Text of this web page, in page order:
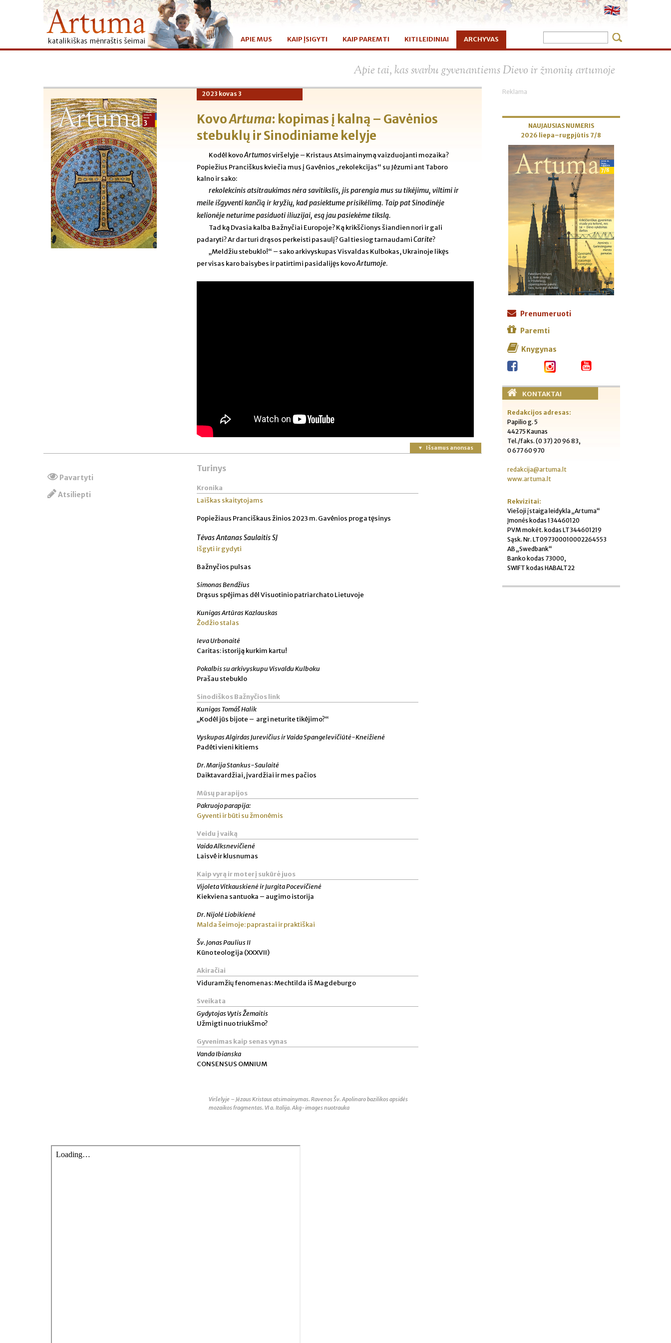
APIE MUS KAIP ĮSIGYTI KAIP PAREMTI KITI LEIDINIAI ARCHYVAS
Apie tai, kas svarbu gyvenantiems Dievo ir žmonių artumoje
2023 kovas 3
KovoArtuma: kopimas į kalną – Gavėnios
stebuklų ir Sinodiniame kelyje
Kodėl kovoArtumosviršelyje – Kristaus Atsimainymą vaizduojanti mozaika?
Popiežius Pranciškus kviečia mus į Gavėnios „rekolekcijas“ su Jėzumi ant Taboro
kalno ir sako:
rekolekcinis atsitraukimas nėra savitikslis, jis parengia mus su tikėjimu, viltimi ir
meile išgyventi kančią ir kryžių, kad pasiektume prisikėlimą. Taip pat Sinodinėje
kelionėje neturime pasiduoti iliuzijai, esą jau pasiekėme tikslą.
Tad ką Dvasia kalba Bažnyčiai Europoje? Ką krikščionys šiandien nori ir gali
padaryti? Ar dar turi drąsos perkeisti pasaulį? Gal tiesiog tarnaudamiCarite?
„Meldžiu stebuklo!“ – sako arkivyskupas Visvaldas Kulbokas, Ukrainoje likęs
per visas karo baisybes ir patirtimi pasidalijęs kovoArtumoje.
Išsamus anonsas
Pavartyti
Atsiliepti
Turinys
Kronika
Laiškas skaitytojams
Popiežiaus Pranciškaus žinios 2023 m. Gavėnios proga tęsinys
Tėvas Antanas Saulaitis SJ
Išgyti ir gydyti
Bažnyčios pulsas
Simonas Bendžius
Drąsus spėjimas dėl Visuotinio patriarchato Lietuvoje
Kunigas Artūras Kazlauskas
Žodžio stalas
Ieva Urbonaitė
Caritas: istoriją kurkim kartu!
Pokalbis su arkivyskupu Visvaldu Kulboku
Prašau stebuklo
Sinodiškos Bažnyčios link
Kunigas Tomáš Halik
„Kodėl jūs bijote – argi neturite tikėjimo?“
Vyskupas Algirdas Jurevičius ir Vaida Spangelevičiūtė-Kneižienė
Padėti vieni kitiems
Dr. Marija Stankus-Saulaitė
Daiktavardžiai, įvardžiai ir mes pačios
Mūsų parapijos
Pakruojo parapija:
Gyventi ir būti su žmonėmis
Veidu į vaiką
Vaida Alksnevičienė
Laisvė ir klusnumas
Kaip vyrą ir moterį sukūrė juos
Vijoleta Vitkauskienė ir Jurgita Pocevičienė
Kiekviena santuoka – augimo istorija
Dr. Nijolė Liobikienė
Malda šeimoje: paprastai ir praktiškai
Šv. Jonas Paulius II
Kūno teologija (XXXVII)
Akiračiai
Viduramžių fenomenas: Mechtilda iš Magdeburgo
Sveikata
Gydytojas Vytis Žemaitis
Užmigti nuo triukšmo?
Gyvenimas kaip senas vynas
Vanda Ibianska
CONSENSUS OMNIUM
Viršelyje – Jėzaus Kristaus atsimainymas. Ravenos Šv. Apolinaro bazilikos apsidės
mozaikos fragmentas. VI a. Italija. Akg-images nuotrauka
Reklama
NAUJAUSIAS NUMERIS
2026 liepa–rugpjūtis 7/8
Prenumeruoti
Paremti
Knygynas
KONTAKTAI
Redakcijos adresas:
Papilio g. 5
44275 Kaunas
Tel./faks. (0 37) 20 96 83,
0 677 60 970
redakcija@artuma.lt
www.artuma.lt
Rekvizitai:
Viešoji įstaiga leidykla „Artuma“
Įmonės kodas 134460120
PVM mokėt. kodas LT344601219
Sąsk. Nr. LT097300010002264553
AB „Swedbank“
Banko kodas 73000,
SWIFT kodas HABALT22